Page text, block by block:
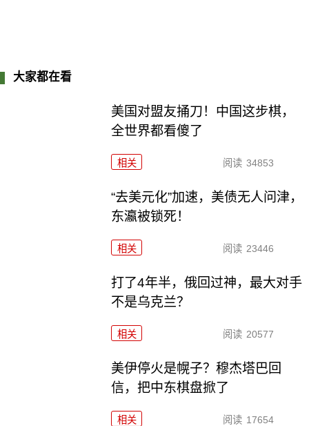
大家都在看
美国对盟友捅刀！中国这步棋，
全世界都看傻了
相关 阅读 34853
“去美元化”加速，美债无人问津，
东瀛被锁死！
相关 阅读 23446
打了4年半，俄回过神，最大对手
不是乌克兰？
相关 阅读 20577
美伊停火是幌子？穆杰塔巴回
信，把中东棋盘掀了
相关 阅读 17654